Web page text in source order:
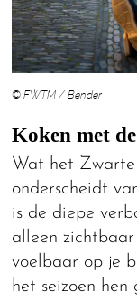
© FWTM / Bender
Koken met
Wat het Zwarte
onderscheidt
is de diepe
alleen
voelbaar op je
het seizoen